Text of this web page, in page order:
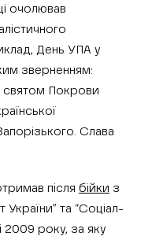
очолював
День УПА у
зверненням:
святом Покрови
Слава
після бійки з
України” та “Соціал-
2009 року, за яку